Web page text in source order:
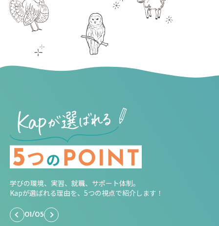
学びの環境、実習、就職、サポート体制。
Kapが選ばれる理由を、5つの視点で紹介します！
01/05